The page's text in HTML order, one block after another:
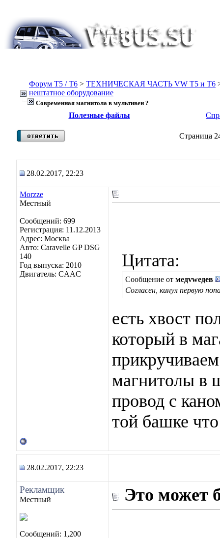
Форум Т5 / T6 > ТЕХНИЧЕСКАЯ ЧАСТЬ VW T5 и T6
нештатное оборудование
Современная магнитола в мультивен ?
Полезные файлы
Страница
28.02.2017, 22:23
Morzze
Местный
Сообщений: 699
Регистрация: 11.12.2013
Адрес: Москва
Авто: Caravelle GP DSG
140
Год выпуска: 2010
Двигатель: CAAC
Цитата:
Сообщение от медvwедев
Согласен, кинул первую
есть хвост
который в
магнитолы в
провод с
той башке
28.02.2017, 22:23
Рекламщик
Местный
Сообщений: 1,200
Это может